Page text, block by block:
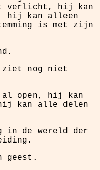
verlicht, hij kan
hij kan alleen
is met zijn
nog niet
al open, hij kan
kan alle delen
in de wereld der
geest.